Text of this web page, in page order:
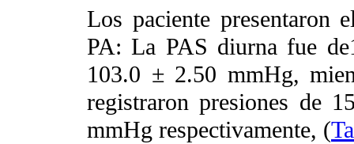
Los paciente presentaron
PA: La PAS diurna fue
103.0 ± 2.50 mmHg,
registraron presiones de
mmHg respectivamente, (